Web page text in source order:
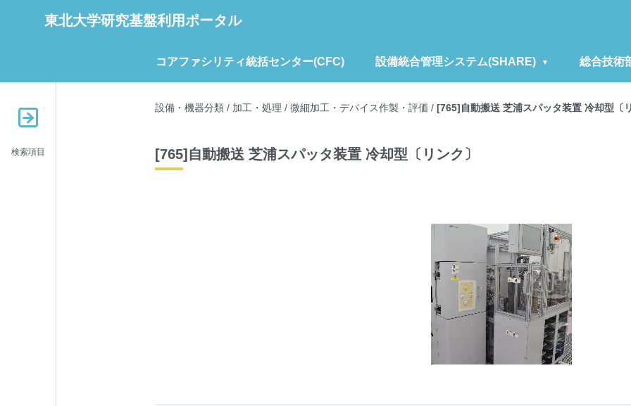
東北大学研究基盤利用ポータル
コアファシリティ統括センター(CFC) 設備統合管理システム(SHARE) 総合技術
検索項目
設備・機器分類 / 加工・処理 / 微細加工・デバイス作製・評価 / [765]自動搬送 芝浦スパッタ装置 冷却型〔リ
[765]自動搬送 芝浦スパッタ装置 冷却型〔リンク〕